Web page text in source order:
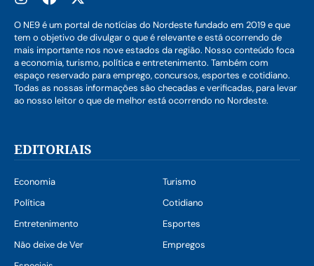
O NE9 é um portal de notícias do Nordeste fundado em 2019 e que
tem o objetivo de divulgar o que é relevante e está ocorrendo de
mais importante nos nove estados da região. Nosso conteúdo foca
a economia, turismo, política e entretenimento. Também com
espaço reservado para emprego, concursos, esportes e cotidiano.
Todas as nossas informações são checadas e verificadas, para levar
ao nosso leitor o que de melhor está ocorrendo no Nordeste.
EDITORIAIS
Economia
Turismo
Política
Cotidiano
Entretenimento
Esportes
Não deixe de Ver
Empregos